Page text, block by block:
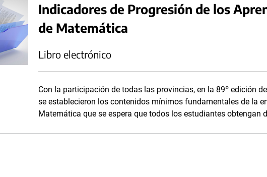
Indicadores de Progresión de los
de Matemática
Libro electrónico
Con la participación de todas las provincias, en la 89º edición
se establecieron los contenidos mínimos fundamentales de la
Matemática que se espera que todos los estudiantes obtengan